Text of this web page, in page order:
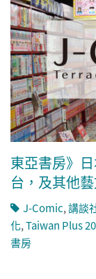
東亞書房》
台，及其他
J-Comic,講談
化,Taiwan Plus
書房